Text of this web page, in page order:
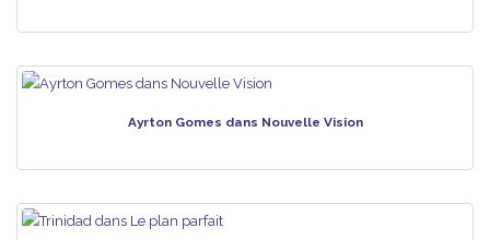
Ayrton Gomes dans Nouvelle Vision